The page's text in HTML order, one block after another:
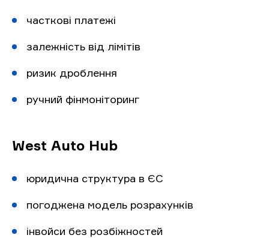
часткові платежі
залежність від лімітів
ризик дроблення
ручний фінмоніторинг
West Auto Hub
юридична структура в ЄС
погоджена модель розрахунків
інвойси без розбіжностей